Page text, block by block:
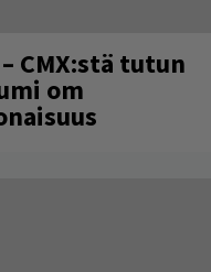
CMX:stä tutun
om